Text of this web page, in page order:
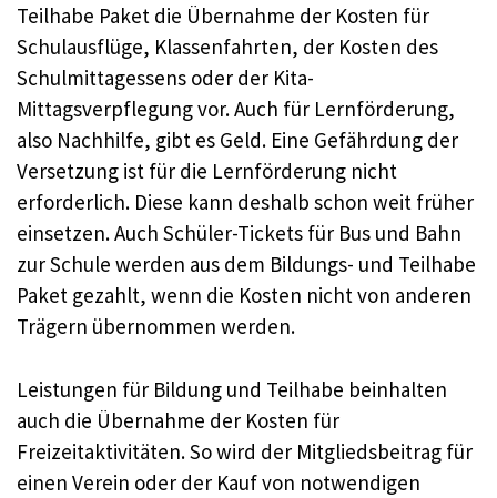
Teilhabe Paket die Übernahme der Kosten für
Schulausflüge, Klassenfahrten, der Kosten des
Schulmittagessens oder der Kita-
Mittagsverpflegung vor. Auch für Lernförderung,
also Nachhilfe, gibt es Geld. Eine Gefährdung der
Versetzung ist für die Lernförderung nicht
erforderlich. Diese kann deshalb schon weit früher
einsetzen. Auch Schüler-Tickets für Bus und Bahn
zur Schule werden aus dem Bildungs- und Teilhabe
Paket gezahlt, wenn die Kosten nicht von anderen
Trägern übernommen werden.
Leistungen für Bildung und Teilhabe beinhalten
auch die Übernahme der Kosten für
Freizeitaktivitäten. So wird der Mitgliedsbeitrag für
einen Verein oder der Kauf von notwendigen